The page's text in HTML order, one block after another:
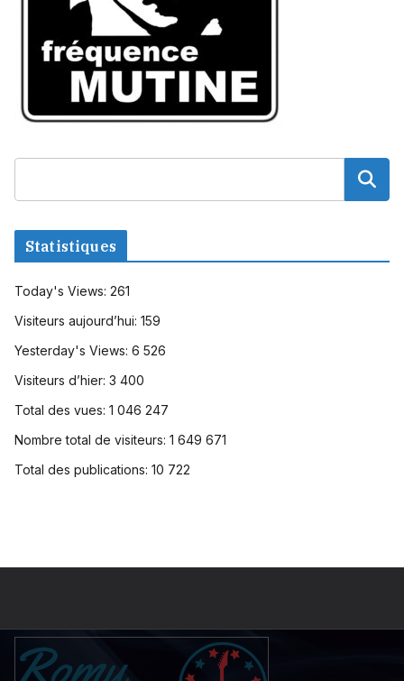
Statistiques
Today's Views: 261
Visiteurs aujourd’hui: 159
Yesterday's Views: 6 526
Visiteurs d’hier: 3 400
Total des vues: 1 046 247
Nombre total de visiteurs: 1 649 671
Total des publications: 10 722